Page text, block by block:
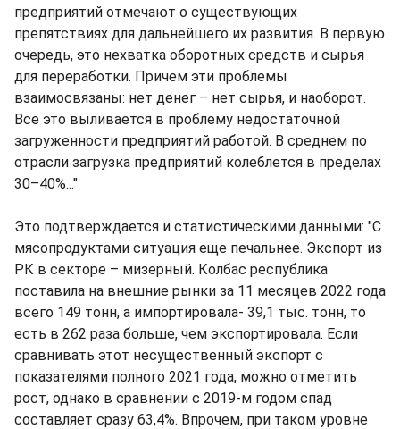
предприятий отмечают о существующих
препятствиях для дальнейшего их развития. В первую
очередь, это нехватка оборотных средств и сырья
для переработки. Причем эти проблемы
взаимосвязаны: нет денег – нет сырья, и наоборот.
Все это выливается в проблему недостаточной
загруженности предприятий работой. В среднем по
отрасли загрузка предприятий колеблется в пределах
30–40%..."
Это подтверждается и статистическими данными: "С
мясопродуктами ситуация еще печальнее. Экспорт из
РК в секторе – мизерный. Колбас республика
поставила на внешние рынки за 11 месяцев 2022 года
всего 149 тонн, а импортировала- 39,1 тыс. тонн, то
есть в 262 раза больше, чем экспортировала. Если
сравнивать этот несущественный экспорт с
показателями полного 2021 года, можно отметить
рост, однако в сравнении с 2019-м годом спад
составляет сразу 63,4%. Впрочем, при таком уровне